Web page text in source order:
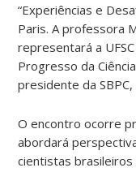
“Experiências e
Paris. A professora
representará a
Progresso da
presidente da SBPC,
O encontro ocorre
abordará
cientistas brasileiros